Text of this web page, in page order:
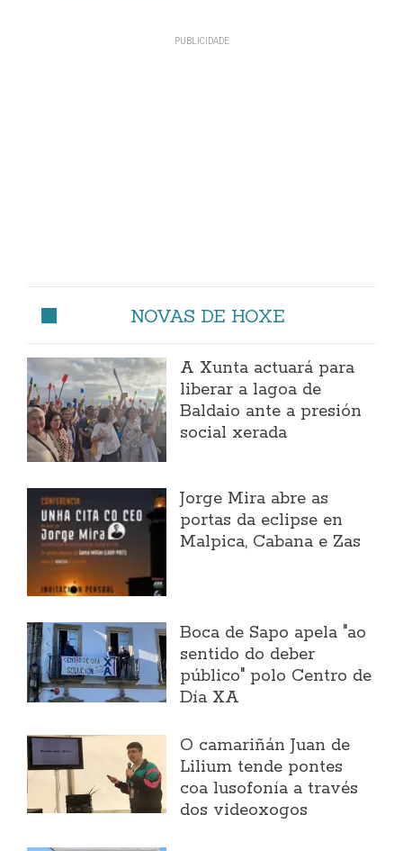
NOVAS DE HOXE
A Xunta actuará para
liberar a lagoa de
Baldaio ante a presión
social xerada
Jorge Mira abre as
portas da eclipse en
Malpica, Cabana e Zas
Boca de Sapo apela "ao
sentido do deber
público" polo Centro de
Día XA
O camariñán Juan de
Lilium tende pontes
coa lusofonía a través
dos videoxogos